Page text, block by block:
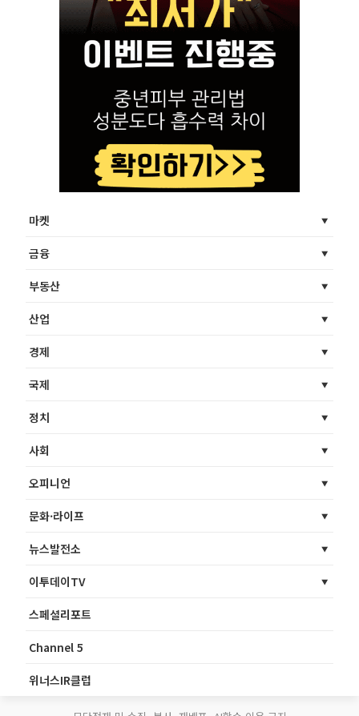
마켓
금융
부동산
산업
경제
국제
정치
사회
오피니언
문화·라이프
뉴스발전소
이투데이TV
스페셜리포트
Channel 5
위너스IR클럽